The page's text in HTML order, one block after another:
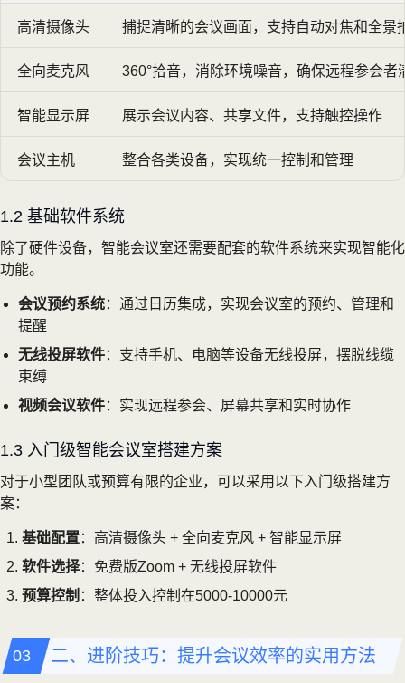
高清摄像头 捕捉清晰的会议画面，支持自动对焦和全景
全向麦克风 360°拾音，消除环境噪音，确保远程参会者
智能显示屏 展示会议内容、共享文件，支持触控操作
会议主机 整合各类设备，实现统一控制和管理
1.2 基础软件系统
除了硬件设备，智能会议室还需要配套的软件系统来实现智能化
功能。
会议预约系统：通过日历集成，实现会议室的预约、管理和
提醒
无线投屏软件：支持手机、电脑等设备无线投屏，摆脱线缆
束缚
视频会议软件：实现远程参会、屏幕共享和实时协作
1.3 入门级智能会议室搭建方案
对于小型团队或预算有限的企业，可以采用以下入门级搭建方
案：
基础配置：高清摄像头 + 全向麦克风 + 智能显示屏
软件选择：免费版Zoom + 无线投屏软件
预算控制 ：整体投入控制在5000-10000元
二、进阶技巧：提升会议效率的实用方法